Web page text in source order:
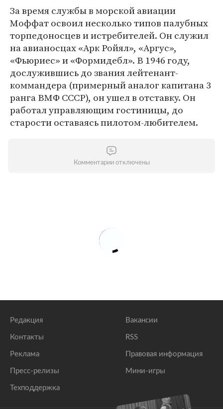
За время службы в морской авиации
Моффат освоил несколько типов палубных
торпедоносцев и истребителей. Он служил
на авианосцах «Арк Ройял», «Аргус»,
«Фьюриес» и «Формидебл». В 1946 году,
дослужившись до звания лейтенант-
коммандера (примерный аналог капитана 3
ранга ВМФ СССР), он ушел в отставку. Он
работал управляющим гостиницы, до
старости оставаясь пилотом-любителем.
Комментарии отключены
Редакция
Контакты
Реклама
Пресс-релизы
Техподдержка
Вакансии
RSS
Правовая информация
Мини-игры